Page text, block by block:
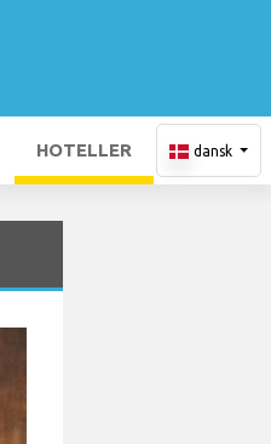
HOTELLER dansk